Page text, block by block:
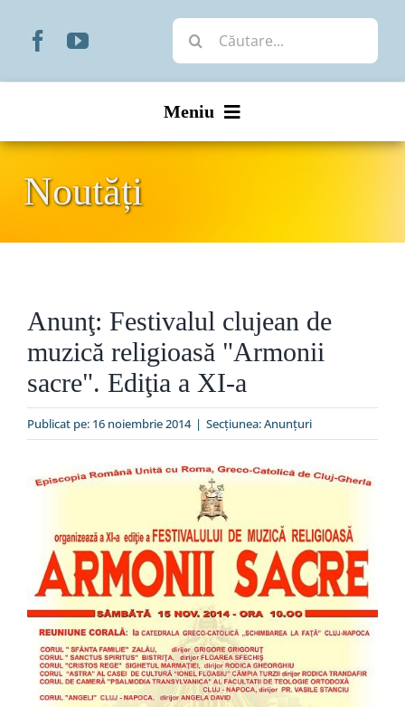
Cautare...
Meniu
Organizare
Special
Noutăți
Anunţ: Festivalul clujean de
muzică religioasă "Armonii
sacre". Ediţia a XI-a
Publicat pe: 16 noiembrie 2014 | Secțiunea:Anunţuri